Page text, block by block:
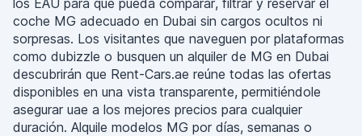
los EAU para que pueda comparar, filtrar y reservar el
coche MG adecuado en Dubai sin cargos ocultos ni
sorpresas. Los visitantes que naveguen por plataformas
como dubizzle o busquen un alquiler de MG en Dubai
descubrirán que Rent-Cars.ae reúne todas las ofertas
disponibles en una vista transparente, permitiéndole
asegurar uae a los mejores precios para cualquier
duración. Alquile modelos MG por días, semanas o